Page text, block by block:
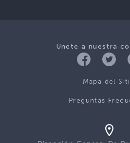
Únete a nuestra
Mapa del
Preguntas